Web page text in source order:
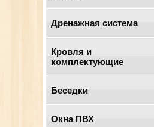
Дренажная система
Кровля и
комплектующие
Беседки
Окна ПВХ